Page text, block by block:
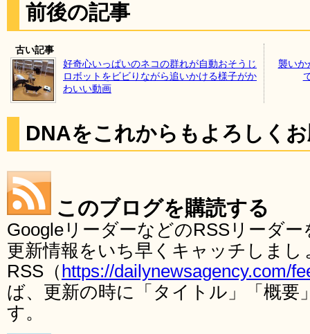
前後の記事
古い記事
好奇心いっぱいのネコの群れが自動おそうじ
ロボットをビビりながら追いかける様子がか
わいい動画
襲いか
DNAをこれからもよろしく
このブログを購読する
GoogleリーダーなどのRSSリーダ
更新情報をいち早くキャッチしま
RSS（ https://dailynewsagency.com/
ば、更新の時に「タイトル」「概要
す。